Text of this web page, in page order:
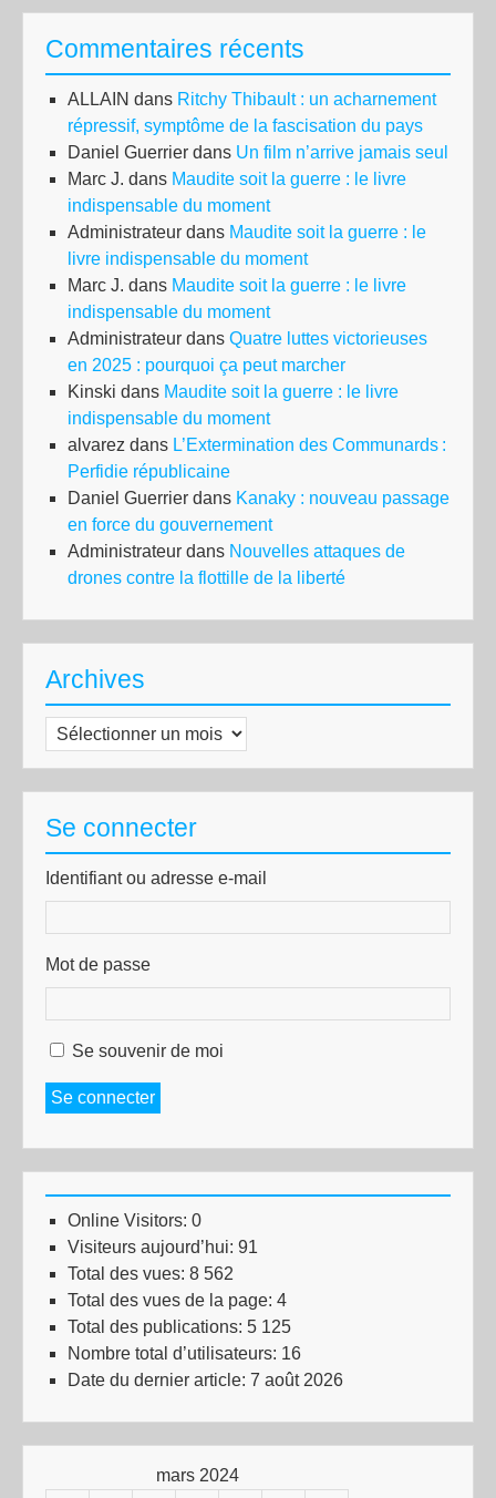
Commentaires récents
ALLAIN dans Ritchy Thibault : un acharnement
répressif, symptôme de la fascisation du pays
Daniel Guerrier dans Un film n’arrive jamais seul
Marc J. dans Maudite soit la guerre : le livre
indispensable du moment
Administrateur dans Maudite soit la guerre : le
livre indispensable du moment
Marc J. dans Maudite soit la guerre : le livre
indispensable du moment
Administrateur dans Quatre luttes victorieuses
en 2025 : pourquoi ça peut marcher
Kinski dans Maudite soit la guerre : le livre
indispensable du moment
alvarez dans L’Extermination des Communards :
Perfidie républicaine
Daniel Guerrier dans Kanaky : nouveau passage
en force du gouvernement
Administrateur dans Nouvelles attaques de
drones contre la flottille de la liberté
Archives
Archives
Se connecter
Identifiant ou adresse e-mail
Mot de passe
Se souvenir de moi
Se connecter
Online Visitors: 0
Visiteurs aujourd’hui: 91
Total des vues: 8 562
Total des vues de la page: 4
Total des publications: 5 125
Nombre total d’utilisateurs: 16
Date du dernier article: 7 août 2026
mars 2024